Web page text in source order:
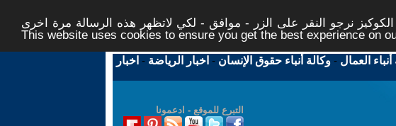
نرجو النقر على الزر - موافق - لكي لاتظهر هذه الرسالة مرة اخرى -
This website uses cookies to ensure you get the best experience on
العمال -وكالة أنباء حقوق الإنسان - اخبار الرياضة - اخبار
التبرع للموقع - ادعمونا